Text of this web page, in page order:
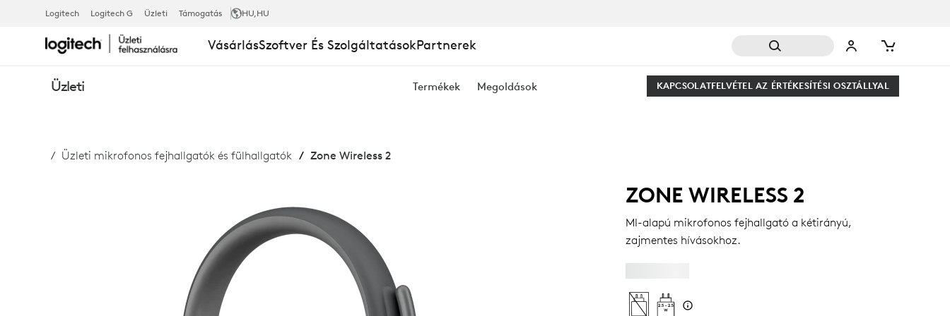
ZONE
WIRELESS
MIKROFONOS
FEJHALLGATÓ
Logitech Logitech G Üzleti Támogatás HU,HU
VásárlásSzoftver És SzolgáltatásokPartnerek
Üzleti Termékek Megoldások KAPCSOLATFELVÉTEL AZ ÉRTÉKESÍTÉSI OSZTÁLLYAL
Üzleti mikrofonos fejhallgatók és fülhallgatók Zone Wireless 2
ZONE WIRELESS 2
MI-alapú mikrofonos fejhallgató a kétirányú,
zajmentes hívásokhoz.